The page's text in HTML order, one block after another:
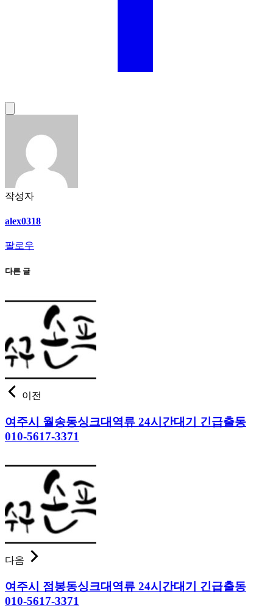
작성자
alex0318
팔로우
다른 글
이전
여주시 월송동싱크대역류 24시간대기 긴급출동
010-5617-3371
다음
여주시 점봉동싱크대역류 24시간대기 긴급출동
010-5617-3371